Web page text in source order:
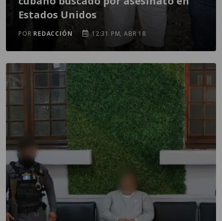
Estados Unidos
POR REDACCIÓN 12:31 PM, ABR 18